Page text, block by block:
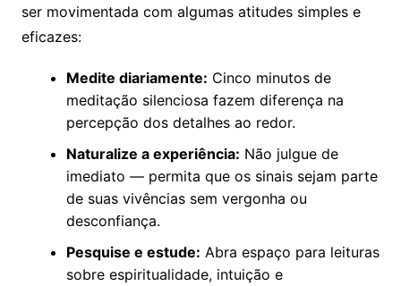
ser movimentada com algumas atitudes simples e
eficazes:
Medite diariamente: Cinco minutos de
meditação silenciosa fazem diferença na
percepção dos detalhes ao redor.
Naturalize a experiência: Não julgue de
imediato — permita que os sinais sejam parte
de suas vivências sem vergonha ou
desconfiança.
Pesquise e estude: Abra espaço para leituras
sobre espiritualidade, intuição e